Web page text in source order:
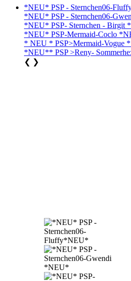
*NEU* PSP - Sternchen06-
*NEU* PSP - Sternchen06-
*NEU* PSP- Sternchen - Birgit
*NEU* PSP-Mermaid-Coclo
* NEU * PSP>Mermaid-Vogue
*NEU** PSP >Reny-
❮ ❯